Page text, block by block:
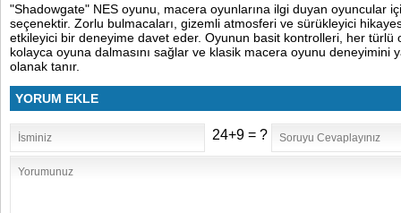
"Shadowgate" NES oyunu, macera oyunlarına ilgi duyan oyuncular
seçenektir. Zorlu bulmacaları, gizemli atmosferi ve sürükleyici
etkileyici bir deneyime davet eder. Oyunun basit kontrolleri, her türlü
kolayca oyuna dalmasını sağlar ve klasik macera oyunu deneyimini
olanak tanır.
YORUM EKLE
24+9 = ?